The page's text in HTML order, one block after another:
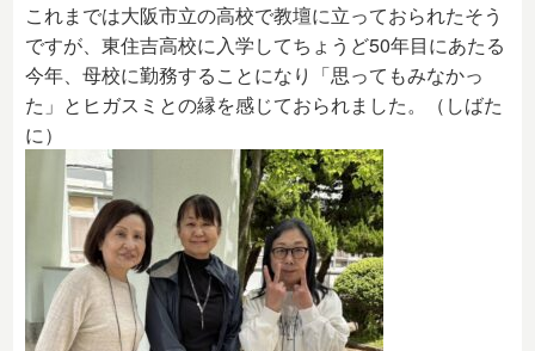
これまでは大阪市立の高校で教壇に立っておられたそう
ですが、東住吉高校に入学してちょうど50年目にあたる
今年、母校に勤務することになり「思ってもみなかっ
た」とヒガスミとの縁を感じておられました。（しばた
に）